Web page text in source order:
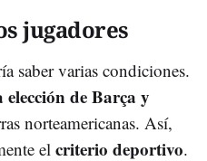
jugadores
saber varias condiciones.
de Barça y
norteamericanas. Así,
el criterio deportivo.